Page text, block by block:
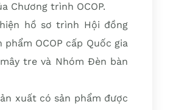
Chương trình OCOP.
hồ sơ trình Hội đồng
OCOP cấp Quốc gia
tre và Nhóm Đèn bàn
xuất có sản phẩm được